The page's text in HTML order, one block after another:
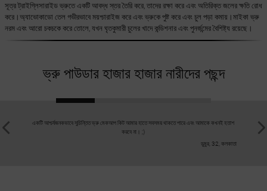
সূত্র ট্রাইগ্লিসারাইড ভ্রুতে একটি আবদ্ধ স্তর তৈরি করে, তাদের রক্ষা করে এবং অতিরিক্ত জলের ক্ষতি রোধ
করে।অ্যাভোকাডো তেল গভীরভাবে ময়শ্চারাইজ করে এবং ভ্রুকে পুষ্ট করে এবং চুল পড়া কমায়।মাইকা ভ্রু
নরম এবং আরো চকচকে করে তোলে, যখন ঘৃতকুমারী চুলের খাদে কন্ডিশনার এবং পুনর্জন্মের বৈশিষ্ট্য রয়েছে।
ভ্রু পাউডার হাজার হাজার নারীদের পছন্দ
একটি আশ্চর্যজনকভাবে সুচিন্তিত ভ্রু মেকআপ কিট আমার হাতে সবসময় থাকতে পারে এবং আমাকে কখনই হতাশ
করবে না। ;)
ডুমুর, 32, কলকাতা
আমি
মিশ্রিত হয়,